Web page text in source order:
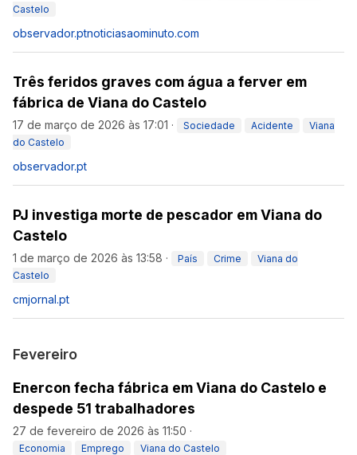
Castelo
observador.ptnoticiasaominuto.com
Três feridos graves com água a ferver em
fábrica de Viana do Castelo
17 de março de 2026 às 17:01 · Sociedade Acidente
Viana
do Castelo
observador.pt
PJ investiga morte de pescador em Viana do
Castelo
1 de março de 2026 às 13:58 · País Crime
Viana do
Castelo
cmjornal.pt
Fevereiro
Enercon fecha fábrica em Viana do Castelo e
despede 51 trabalhadores
27 de fevereiro de 2026 às 11:50 ·
Economia Emprego Viana do Castelo